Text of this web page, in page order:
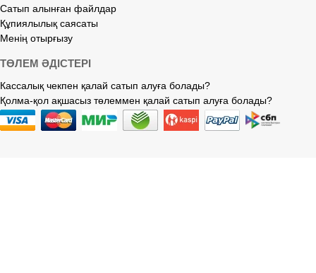
Сатып алынған файлдар
Құпиялылық саясаты
Менің отырғызу
ТӨЛЕМ ӘДІСТЕРІ
Кассалық чекпен қалай сатып алуға болады?
Қолма-қол ақшасыз төлеммен қалай сатып алуға болады?